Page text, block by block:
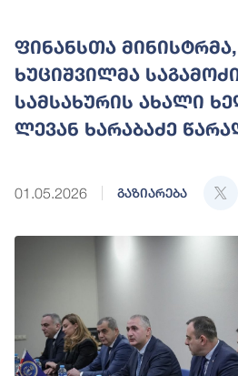
ფინანსთა
ხუციშვილმა
სამსახურის ახალი
ლევან ხარაბაძე
01.05.2026 გაზიარება